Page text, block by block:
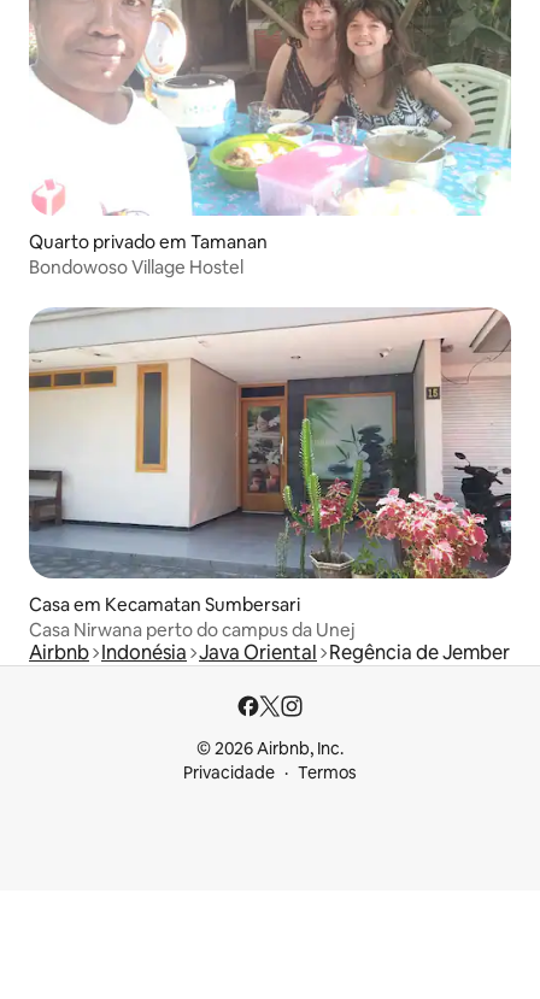
Quarto privado em Tamanan
Bondowoso Village Hostel
Casa em Kecamatan Sumbersari
Casa Nirwana perto do campus da Unej
Airbnb Indonésia Java Oriental Regência de Jember
© 2026 Airbnb, Inc.
Privacidade
Termos